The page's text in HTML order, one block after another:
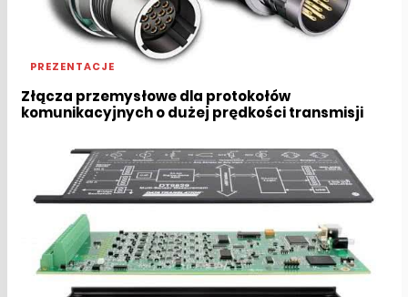
PREZENTACJE
Złącza przemysłowe dla protokołów
komunikacyjnych o dużej prędkości transmisji